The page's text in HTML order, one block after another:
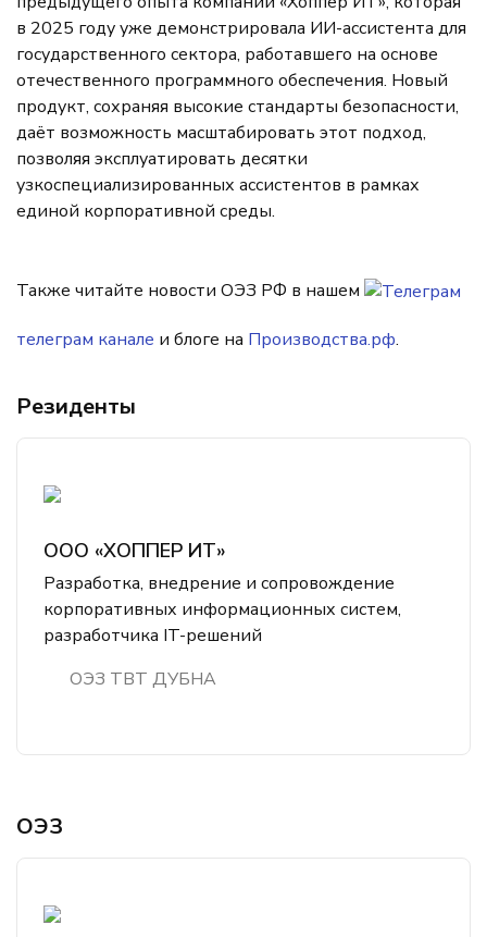
в 2025 году уже демонстрировала ИИ-ассистента для
государственного сектора, работавшего на основе
отечественного программного обеспечения. Новый
продукт, сохраняя высокие стандарты безопасности,
даёт возможность масштабировать этот подход,
позволяя эксплуатировать десятки
узкоспециализированных ассистентов в рамках
единой корпоративной среды.
Также читайте новости ОЭЗ РФ в нашем
телеграм канале и блоге на Производства.рф.
Резиденты
ООО «ХОППЕР ИТ»
Разработка, внедрение и сопровождение
корпоративных информационных систем,
разработчика IT-решений
ОЭЗ ТВТ ДУБНА
ОЭЗ